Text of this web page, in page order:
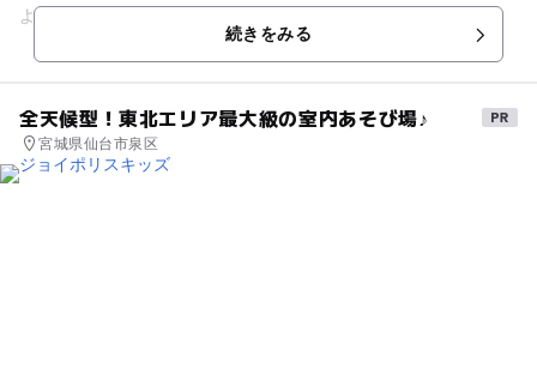
よって3年もの年月をかけて作られた豪邸で、その費用は現在
続きをみる
全天候型！東北エリア最大級の室内あそび場♪
宮城県仙台市泉区